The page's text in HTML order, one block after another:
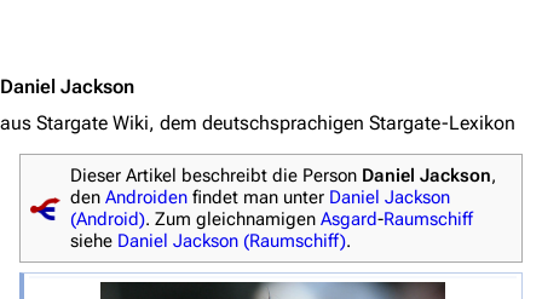
Daniel Jackson
aus Stargate Wiki, dem deutschsprachigen Stargate-Lexikon
Dieser Artikel beschreibt die Person Daniel Jackson,
den Androiden findet man unter Daniel Jackson
(Android). Zum gleichnamigen Asgard-Raumschiff
siehe Daniel Jackson (Raumschiff).